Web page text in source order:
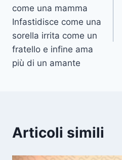
come una mamma
Infastidisce come una
sorella irrita come un
fratello e infine ama
più di un amante
Articoli simili